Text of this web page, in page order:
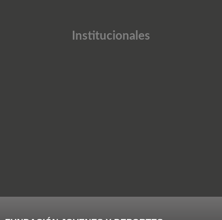
Institucionales